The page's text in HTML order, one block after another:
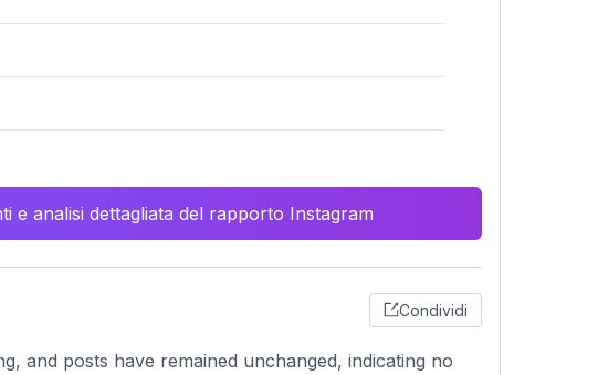
e analisi dettagliata del rapporto Instagram
Condividi
and posts have remained unchanged, indicating no